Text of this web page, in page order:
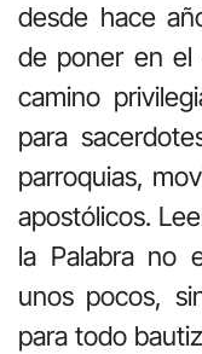
desde hace
de poner en el
camino
para
parroquias,
apostólicos.
la Palabra no
unos pocos,
para todo